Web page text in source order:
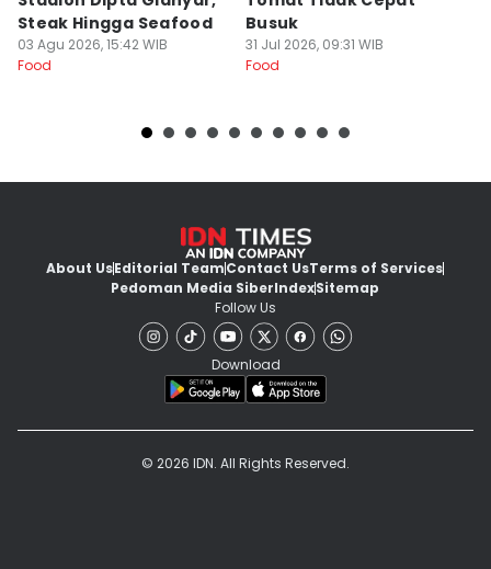
Steak Hingga Seafood
03 Agu 2026, 15:42 WIB
Food
Busuk
31 Jul 2026, 09:31 WIB
Food
About UsEditorial TeamContact UsTerms of Services
Pedoman Media SiberIndexSitemap
Follow Us
Download
© 2026 IDN. All Rights Reserved.